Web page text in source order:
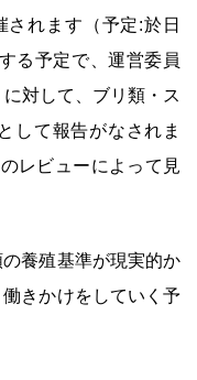
れます（予定:於日
る予定で、運営委員
対して、ブリ類・ス
して報告がなされま
レビューによって見
養殖基準が現実的か
きかけをしていく予